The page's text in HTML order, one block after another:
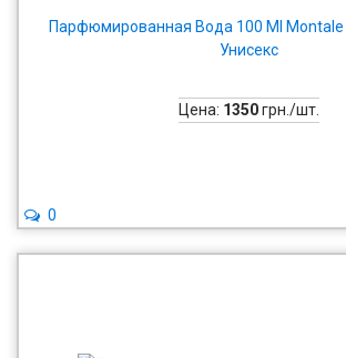
Парфюмированная Вода 100 Ml Montale
Унисекс
Цена: 1350грн./шт.
0